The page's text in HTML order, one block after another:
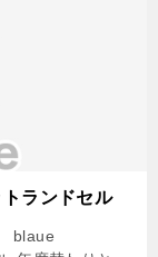
ランドセル
blaue